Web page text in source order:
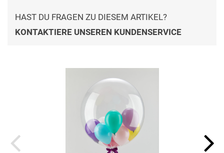
HAST DU FRAGEN ZU DIESEM ARTIKEL?
KONTAKTIERE UNSEREN KUNDENSERVICE